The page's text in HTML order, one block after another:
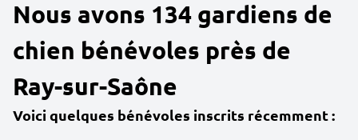
Nous avons 134 gardiens de
chien bénévoles près de
Ray-sur-Saône
Voici quelques bénévoles inscrits récemment :